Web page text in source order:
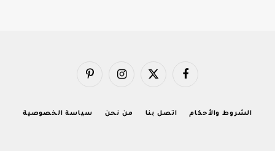
فيسبوك X
الانستغرامبينتيريست
الشروط والأحكام اتصل بنا من نحن سياسة الخصوصية